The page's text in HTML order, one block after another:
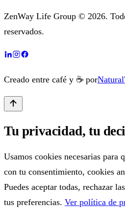
ZenWay Life Group © 2026.
reservados.
Creado entre café y ☕ por
Tu privacidad, tu
Usamos cookies necesarias para
con tu consentimiento, cookies
Puedes aceptar todas, rechazar
tus preferencias. Ver política de